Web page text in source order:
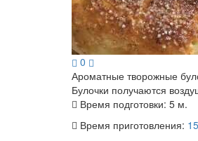
0
Ароматные творожные
Булочки получаются
Время подготовки: 5 м.
Время приготовления: